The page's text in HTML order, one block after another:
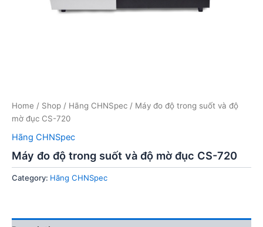
Home / Shop / Hãng CHNSpec / Máy đo độ trong suốt và độ
mờ đục CS-720
Hãng CHNSpec
Máy đo độ trong suốt và độ mờ đục CS-720
Category: Hãng CHNSpec